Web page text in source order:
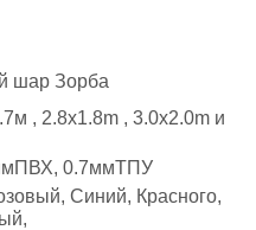
шар Зорба
, 2.8x1.8m , 3.0x2.0m и
0.7ммТПУ
Синий, Красного,